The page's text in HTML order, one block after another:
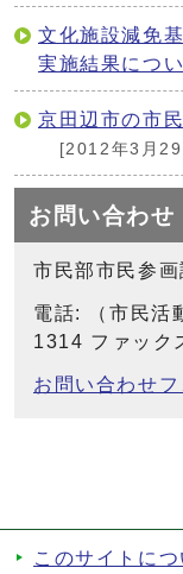
文化施設減免
実施結果につ
京田辺市の市
[2012年3月29
お問い合わせ
市民部市民参画
電話: （市民活
1314 ファッ
お問い合わせフ
このサイトにつ